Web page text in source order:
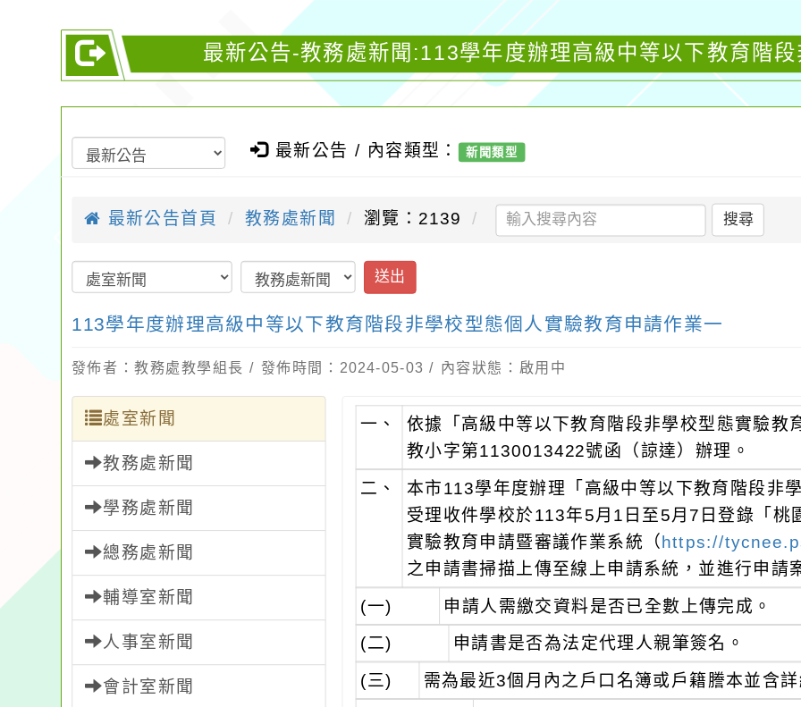
最新公告-教務處新聞:113學年度辦理高級中等以下教育階
最新公告 / 內容類型： 新聞類型
最新公告首頁 教務處新聞 瀏覽：2139 搜尋
送出
113學年度辦理高級中等以下教育階段非學校型態個人實驗教育申請作業一
發佈者：教務處教學組長 / 發佈時間：2024-05-03 / 內容狀態：啟用中
處室新聞
教務處新聞
學務處新聞
總務處新聞
輔導室新聞
人事室新聞
會計室新聞
一、 依據「高級中等以下教育階段非學校型態實驗教
教小字第1130013422號函（諒達）辦理。
二、
本市113學年度辦理「高級中等以下教育階段非
受理收件學校於113年5月1日至5月7日登錄「桃
實驗教育申請暨審議作業系統（ https://
之申請書掃描上傳至線上申請系統，並進行申請
(一)
申請人需繳交資料是否已全數上傳完成。
(二) 申請書是否為法定代理人親筆簽名。
(三)
需為最近3個月內之戶口名簿或戶籍謄本並含詳